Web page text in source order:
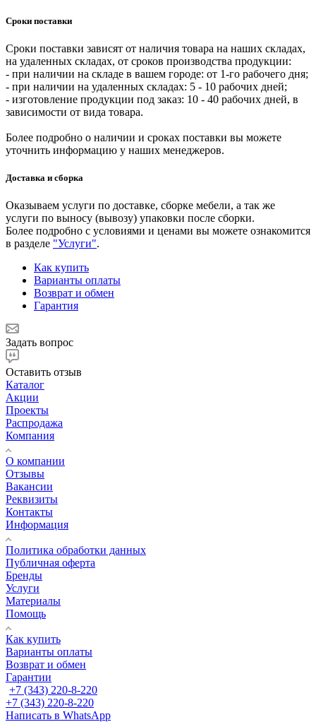
Сроки поставки
Сроки поставки зависят от наличия товара на наших складах,
на удаленных складах, от сроков производства продукции:
- при наличии на складе в вашем городе: от 1-го рабочего дня;
- при наличии на удаленных складах: 5 - 10 рабочих дней;
- изготовление продукции под заказ: 10 - 40 рабочих дней, в
зависимости от вида товара.
Более подробно о наличии и сроках поставки вы можете
уточнить информацию у наших менеджеров.
Доставка и сборка
Оказываем услуги по доставке, сборке мебели, а так же
услуги по выносу (вывозу) упаковки после сборки.
Более подробно с условиями и ценами вы можете ознакомится
в разделе "Услуги".
Как купить
Варианты оплаты
Возврат и обмен
Гарантия
Задать вопрос
Оставить отзыв
Каталог
Акции
Проекты
Распродажа
Компания
О компании
Отзывы
Вакансии
Реквизиты
Контакты
Информация
Политика обработки данных
Публичная оферта
Бренды
Услуги
Материалы
Помощь
Как купить
Варианты оплаты
Возврат и обмен
Гарантии
+7 (343) 220-8-220
+7 (343) 220-8-220
Написать в WhatsApp